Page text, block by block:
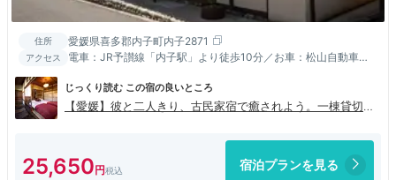
住所 愛媛県喜多郡内子町内子2871
アクセス
電車：JR予讃線「内子駅」より徒歩10分／お車：松山自動車道
じっくり読む この宿の良いところ
【愛媛】彼と二人きり、古民家宿で癒されよう。一棟貸切の
25,650 宿泊プランを見る